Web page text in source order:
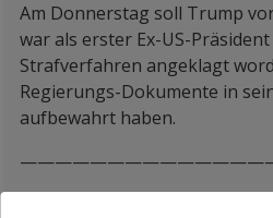
Am Donnerstag soll Trump
war als erster Ex-US-
Strafverfahren angeklagt
Regierungs-Dokumente in
aufbewahrt haben.